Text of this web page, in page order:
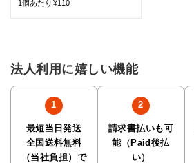
1個あたり¥110
法人利用に嬉しい機能
最短当日発送
全国送料無料
（当社負担）で
請求書払いも可
能（Paid後払
い）